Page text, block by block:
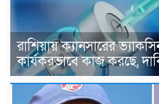
রাশিয়ায় ক্যানসারের
কার্যকরভাবে কাজ করছে,